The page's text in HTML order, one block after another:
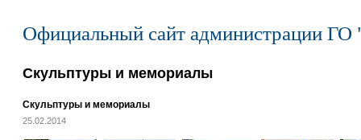
Официальный сайт администрации ГО
Скульптуры и мемориалы
Скульптуры и мемориалы
25.02.2014